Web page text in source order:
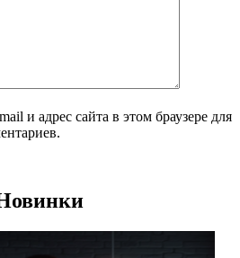
и адрес сайта в этом браузере для